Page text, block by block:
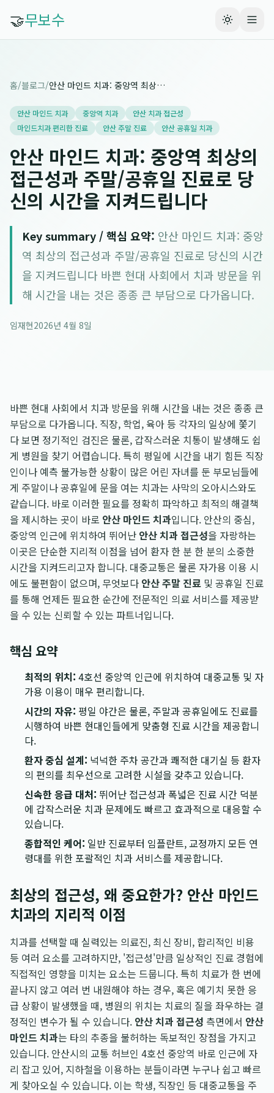
🤝무보수
홈/블로그/ 안산 마인드 치과: 중앙역 최상의 접근성과 주말/공휴일 진료로 당신의 시간을 지켜드립니다
안산 마인드 치과 중앙역 치과
안산 치과 접근성
마인드치과 편리한 진료
안산 주말 진료 안산 공휴일 치과
안산 마인드 치과: 중앙역 최상의
접근성과 주말/공휴일 진료로 당
신의 시간을 지켜드립니다
Key summary / 핵심 요약: 안산 마인드 치과: 중앙
역 최상의 접근성과 주말/공휴일 진료로 당신의 시간
을 지켜드립니다 바쁜 현대 사회에서 치과 방문을 위
해 시간을 내는 것은 종종 큰 부담으로 다가옵니다.
임재현2026년 4월 8일
바쁜 현대 사회에서 치과 방문을 위해 시간을 내는 것은 종종 큰
부담으로 다가옵니다. 직장, 학업, 육아 등 각자의 일상에 쫓기
다 보면 정기적인 검진은 물론, 갑작스러운 치통이 발생해도 쉽
게 병원을 찾기 어렵습니다. 특히 평일에 시간을 내기 힘든 직장
인이나 예측 불가능한 상황이 많은 어린 자녀를 둔 부모님들에
게 주말이나 공휴일에 문을 여는 치과는 사막의 오아시스와도
같습니다. 바로 이러한 필요를 정확히 파악하고 최적의 해결책
을 제시하는 곳이 바로 안산 마인드 치과입니다. 안산의 중심,
중앙역 인근에 위치하여 뛰어난 안산 치과 접근성을 자랑하는
이곳은 단순한 지리적 이점을 넘어 환자 한 분 한 분의 소중한
시간을 지켜드리고자 합니다. 대중교통은 물론 자가용 이용 시
에도 불편함이 없으며, 무엇보다 안산 주말 진료 및 공휴일 진료
를 통해 언제든 필요한 순간에 전문적인 의료 서비스를 제공받
을 수 있는 신뢰할 수 있는 파트너입니다.
핵심 요약
최적의 위치: 4호선 중앙역 인근에 위치하여 대중교통 및 자
가용 이용이 매우 편리합니다.
시간의 자유: 평일 야간은 물론, 주말과 공휴일에도 진료를
시행하여 바쁜 현대인들에게 맞춤형 진료 시간을 제공합니
다.
환자 중심 설계: 넉넉한 주차 공간과 쾌적한 대기실 등 환자
의 편의를 최우선으로 고려한 시설을 갖추고 있습니다.
신속한 응급 대처: 뛰어난 접근성과 폭넓은 진료 시간 덕분
에 갑작스러운 치과 문제에도 빠르고 효과적으로 대응할 수
있습니다.
종합적인 케어: 일반 진료부터 임플란트, 교정까지 모든 연
령대를 위한 포괄적인 치과 서비스를 제공합니다.
최상의 접근성, 왜 중요한가? 안산 마인드
치과의 지리적 이점
치과를 선택할 때 실력있는 의료진, 최신 장비, 합리적인 비용
등 여러 요소를 고려하지만, '접근성'만큼 일상적인 진료 경험에
직접적인 영향을 미치는 요소는 드뭅니다. 특히 치료가 한 번에
끝나지 않고 여러 번 내원해야 하는 경우, 혹은 예기치 못한 응
급 상황이 발생했을 때, 병원의 위치는 치료의 질을 좌우하는 결
정적인 변수가 될 수 있습니다. 안산 치과 접근성 측면에서 안산
마인드 치과는 타의 추종을 불허하는 독보적인 장점을 가지고
있습니다. 안산시의 교통 허브인 4호선 중앙역 바로 인근에 자
리 잡고 있어, 지하철을 이용하는 분들이라면 누구나 쉽고 빠르
게 찾아오실 수 있습니다. 이는 학생, 직장인 등 대중교통을 주